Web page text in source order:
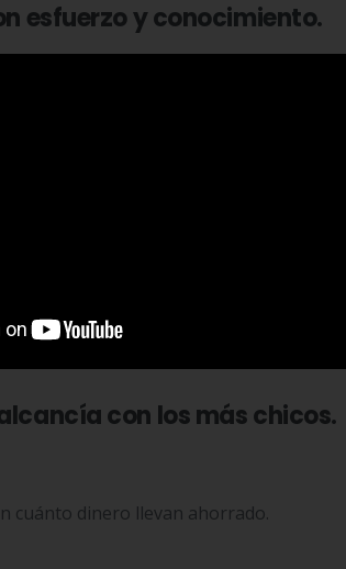
esfuerzo y conocimiento.
o haciendo su cama, prémialos
ahorrar cada quincena?
del ahorro es tener sanas las propias
querrá hacerlo también.
con los más chicos.
cuánto dinero llevan ahorrado.